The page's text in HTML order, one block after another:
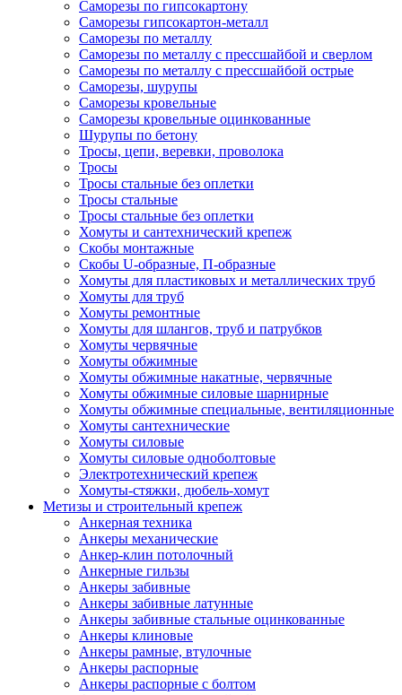
Саморезы по гипсокартону
Саморезы гипсокартон-металл
Саморезы по металлу
Саморезы по металлу с прессшайбой и сверлом
Саморезы по металлу с прессшайбой острые
Саморезы, шурупы
Саморезы кровельные
Саморезы кровельные оцинкованные
Шурупы по бетону
Тросы, цепи, веревки, проволока
Тросы
Тросы стальные без оплетки
Тросы стальные
Тросы стальные без оплетки
Хомуты и сантехнический крепеж
Скобы монтажные
Скобы U-образные, П-образные
Хомуты для пластиковых и металлических труб
Хомуты для труб
Хомуты ремонтные
Хомуты для шлангов, труб и патрубков
Хомуты червячные
Хомуты обжимные
Хомуты обжимные накатные, червячные
Хомуты обжимные силовые шарнирные
Хомуты обжимные специальные, вентиляционные
Хомуты сантехнические
Хомуты силовые
Хомуты силовые одноболтовые
Электротехнический крепеж
Хомуты-стяжки, дюбель-хомут
Метизы и строительный крепеж
Анкерная техника
Анкеры механические
Анкер-клин потолочный
Анкерные гильзы
Анкеры забивные
Анкеры забивные латунные
Анкеры забивные стальные оцинкованные
Анкеры клиновые
Анкеры рамные, втулочные
Анкеры распорные
Анкеры распорные с болтом